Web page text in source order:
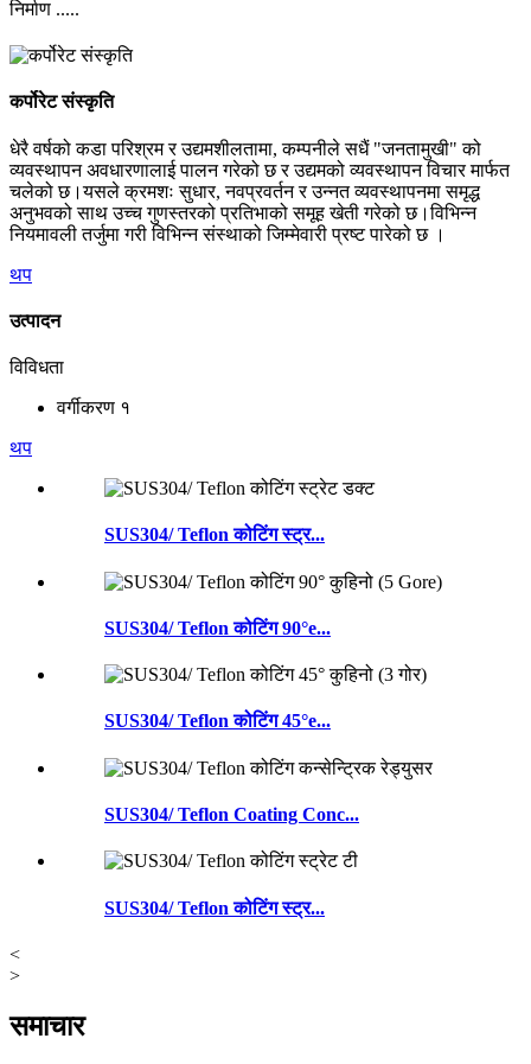
निर्माण .....
कर्पोरेट संस्कृति
धेरै वर्षको कडा परिश्रम र उद्यमशीलतामा, कम्पनीले सधैं "जनतामुखी" को
व्यवस्थापन अवधारणालाई पालन गरेको छ र उद्यमको व्यवस्थापन विचार मार्फत
चलेको छ।यसले क्रमशः सुधार, नवप्रवर्तन र उन्नत व्यवस्थापनमा समृद्ध
अनुभवको साथ उच्च गुणस्तरको प्रतिभाको समूह खेती गरेको छ।विभिन्न
नियमावली तर्जुमा गरी विभिन्न संस्थाको जिम्मेवारी प्रष्ट पारेको छ ।
थप
उत्पादन
विविधता
वर्गीकरण १
थप
SUS304/ Teflon कोटिंग स्ट्र...
SUS304/ Teflon कोटिंग 90°e...
SUS304/ Teflon कोटिंग 45°e...
SUS304/ Teflon Coating Conc...
SUS304/ Teflon कोटिंग स्ट्र...
<
>
समाचार